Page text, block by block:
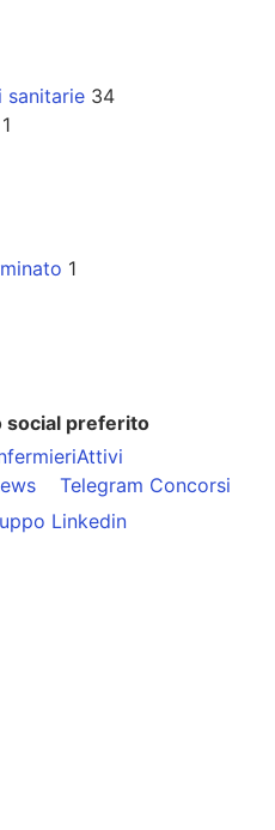
sanitarie 34
1
1
social preferito
Telegram Concorsi
Linkedin